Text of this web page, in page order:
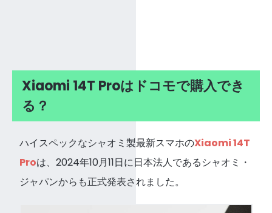
Xiaomi 14T Proはドコモで購入でき
る？
ハイスペックなシャオミ製最新スマホのXiaomi 14T
Proは、2024年10月11日に日本法人であるシャオミ・
ジャパンからも正式発表されました。